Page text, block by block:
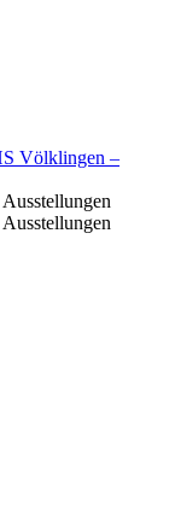
Völklingen –
Ausstellungen
Ausstellungen